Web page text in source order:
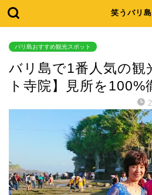
笑うバリ島
バリ島おすすめ観光スポット
バリ島で1番人気の観
ト寺院】見所を100%